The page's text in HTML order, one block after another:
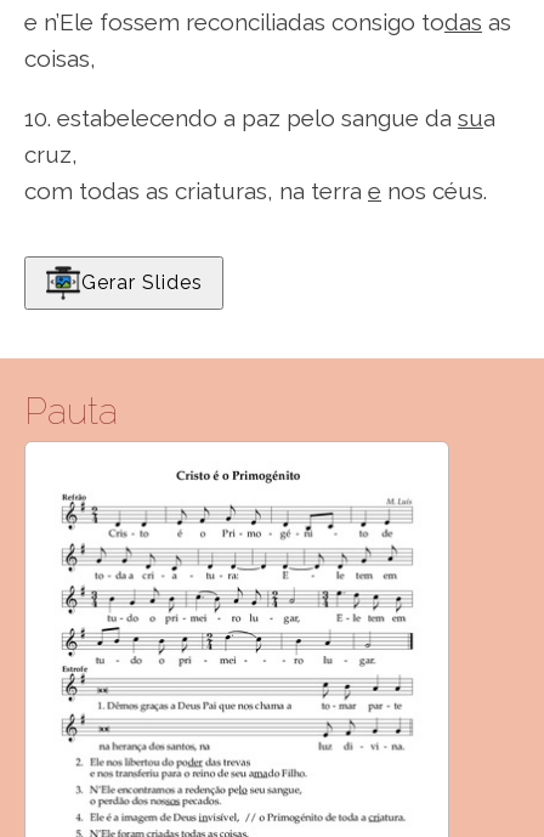
e n’Ele fossem reconciliadas consigo todas as
coisas,
10. estabelecendo a paz pelo sangue da sua
cruz,
com todas as criaturas, na terra e nos céus.
Gerar Slides
Pauta